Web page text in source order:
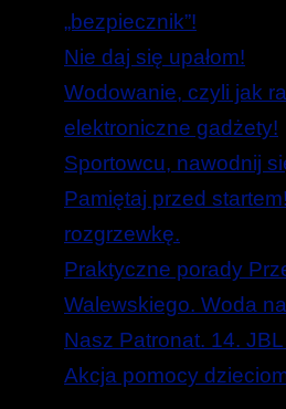
„bezpiecznik”!
Nie daj się upałom!
Wodowanie, czyli jak
elektroniczne gadżety!
Sportowcu, nawodnij
Pamiętaj przed
rozgrzewkę.
Praktyczne porady
Walewskiego. Woda
Nasz Patronat. 14.
Akcja pomocy